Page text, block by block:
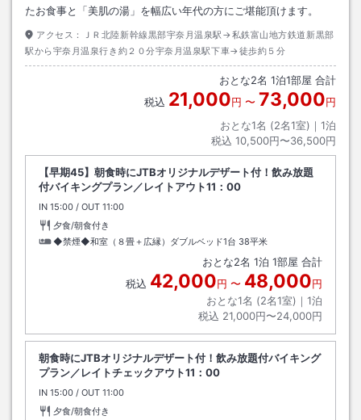
たお食事と「美肌の湯」を幅広い年代の方にご堪能頂けます。
アクセス：
ＪＲ北陸新幹線黒部宇奈月温泉駅→私鉄富山地方鉄道新黒部
駅から宇奈月温泉行き約２０分宇奈月温泉駅下車→徒歩約５分
おとな2名 1泊1部屋 合計
税込 21,000円 〜 73,000円
おとな1名 (2名1室)｜ 1泊
税込 10,500円〜36,500円
【早期45】朝食時にJTBオリジナルデザート付！飲み放題
付バイキングプラン／レイトアウト11：00
IN チェックイン
15:00 / OUT チェックアウト
11:00
夕食/朝食付き
◆禁煙◆和室（８畳＋広縁）ダブルベッド1台 38平米
おとな2名 1泊 1部屋 合計
税込 42,000円 〜 48,000円
おとな1名 (2名1室)｜ 1泊
税込 21,000円〜24,000円
朝食時にJTBオリジナルデザート付！飲み放題付バイキング
プラン／レイトチェックアウト11：00
IN チェックイン
15:00 / OUT チェックアウト
11:00
夕食/朝食付き